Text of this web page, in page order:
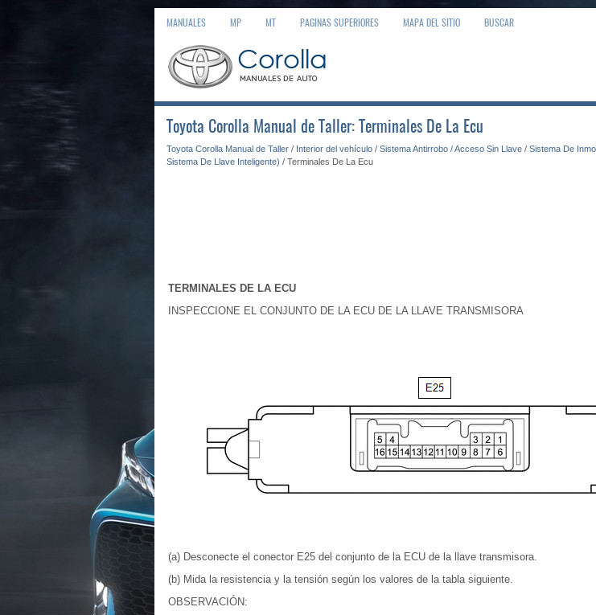
MANUALES MP MT PAGINAS SUPERIORES MAPA DEL SITIO BUSCAR
Toyota Corolla Manual de Taller: Terminales De La Ecu
Toyota Corolla Manual de Taller / Interior del vehículo / Sistema Antirrobo / Acceso Sin Llave / Sistema De
Sistema De Llave Inteligente) / Terminales De La Ecu
TERMINALES DE LA ECU
INSPECCIONE EL CONJUNTO DE LA ECU DE LA LLAVE TRANSMISORA
(a) Desconecte el conector E25 del conjunto de la ECU de la llave transmisora.
(b) Mida la resistencia y la tensión según los valores de la tabla siguiente.
OBSERVACIÓN: